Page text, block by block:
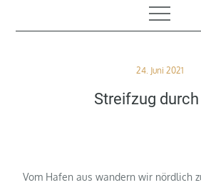
Posted
24. Juni 2021
Streifzug durch
Vom Hafen aus wandern wir nördlich